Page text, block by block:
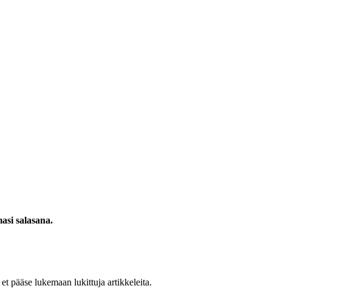
salasana.
pääse lukemaan lukittuja artikkeleita.